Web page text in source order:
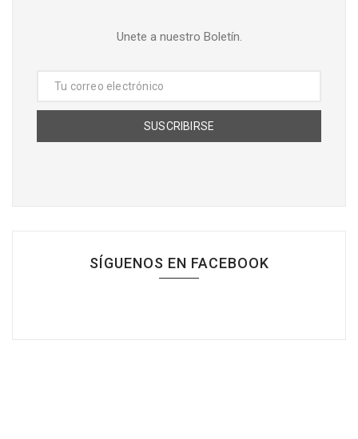
Unete a nuestro Boletín.
SÍGUENOS EN FACEBOOK